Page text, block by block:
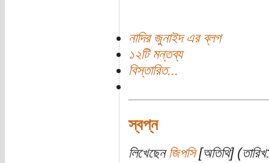
নাদির জুনাইদ এর ব্লগ
১২টি মন্তব্য
বিস্তারিত...
স্বপ্ন
লিখেছেনজিপসি[অতিথি]